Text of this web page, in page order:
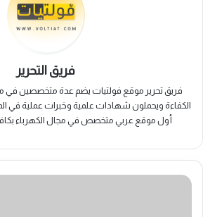
فريق التحرير
فريق تحرير موقع فولتيات يضم عدة متخصصين في
الكفاءة ويحملون شهادات علمية وخبرات عملية في
أول موقع عربي متخصص في مجال الكهرباء
الفرق